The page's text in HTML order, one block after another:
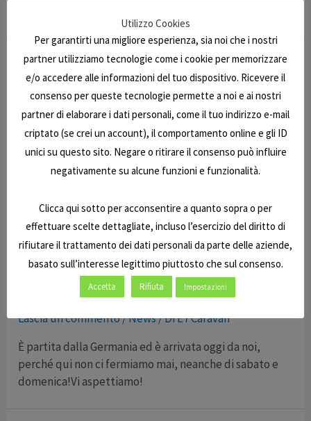
157€
al
mese
In arrivo dalla Germania!
Lascia un commento/News/ DiE7 Caravan
È partita dalla Germania ed è arrivata oggi da noi,
perché qui non ci fermiamo mai, neanche di sabato e
domenica!Vi aspettiamo!
Utilizzo Cookies
Per garantirti una migliore esperienza, sia noi che i nostri
partner utilizziamo tecnologie come i cookie per memorizzare
e/o accedere alle informazioni del tuo dispositivo. Ricevere il
consenso per queste tecnologie permette a noi e ai nostri
partner di elaborare i dati personali, come il tuo indirizzo e-mail
criptato (se crei un account), il comportamento online e gli ID
unici su questo sito. Negare o ritirare il consenso può influire
negativamente su alcune funzioni e funzionalità.
Clicca qui sotto per acconsentire a quanto sopra o per
effettuare scelte dettagliate, incluso l’esercizio del diritto di
rifiutare il trattamento dei dati personali da parte delle aziende,
basato sull’interesse legittimo piuttosto che sul consenso.
Accetta Rifiuta Impostazioni